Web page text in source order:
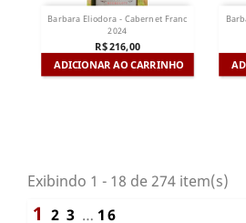
Barbara Eliodora - Cabernet Franc
2024
R$ 216,00
ADICIONAR AO CARRINHO
Exibindo 1 - 18 de 274 item(s)
1 2 3 … 16